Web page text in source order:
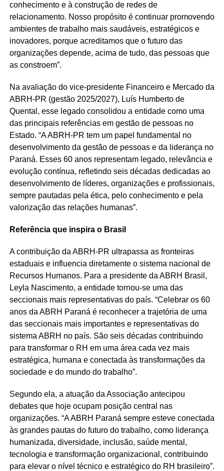
conhecimento e à construção de redes de
relacionamento. Nosso propósito é continuar promovendo
ambientes de trabalho mais saudáveis, estratégicos e
inovadores, porque acreditamos que o futuro das
organizações depende, acima de tudo, das pessoas que
as constroem”.
Na avaliação do vice-presidente Financeiro e Mercado da
ABRH-PR (gestão 2025/2027), Luís Humberto de
Quental, esse legado consolidou a entidade como uma
das principais referências em gestão de pessoas no
Estado. “A ABRH-PR tem um papel fundamental no
desenvolvimento da gestão de pessoas e da liderança no
Paraná. Esses 60 anos representam legado, relevância e
evolução contínua, refletindo seis décadas dedicadas ao
desenvolvimento de líderes, organizações e profissionais,
sempre pautadas pela ética, pelo conhecimento e pela
valorização das relações humanas”.
Referência que inspira o Brasil
A contribuição da ABRH-PR ultrapassa as fronteiras
estaduais e influencia diretamente o sistema nacional de
Recursos Humanos. Para a presidente da ABRH Brasil,
Leyla Nascimento, a entidade tornou-se uma das
seccionais mais representativas do país. “Celebrar os 60
anos da ABRH Paraná é reconhecer a trajetória de uma
das seccionais mais importantes e representativas do
sistema ABRH no país. São seis décadas contribuindo
para transformar o RH em uma área cada vez mais
estratégica, humana e conectada às transformações da
sociedade e do mundo do trabalho”.
Segundo ela, a atuação da Associação antecipou
debates que hoje ocupam posição central nas
organizações. “A ABRH Paraná sempre esteve conectada
às grandes pautas do futuro do trabalho, como liderança
humanizada, diversidade, inclusão, saúde mental,
tecnologia e transformação organizacional, contribuindo
para elevar o nível técnico e estratégico do RH brasileiro”.